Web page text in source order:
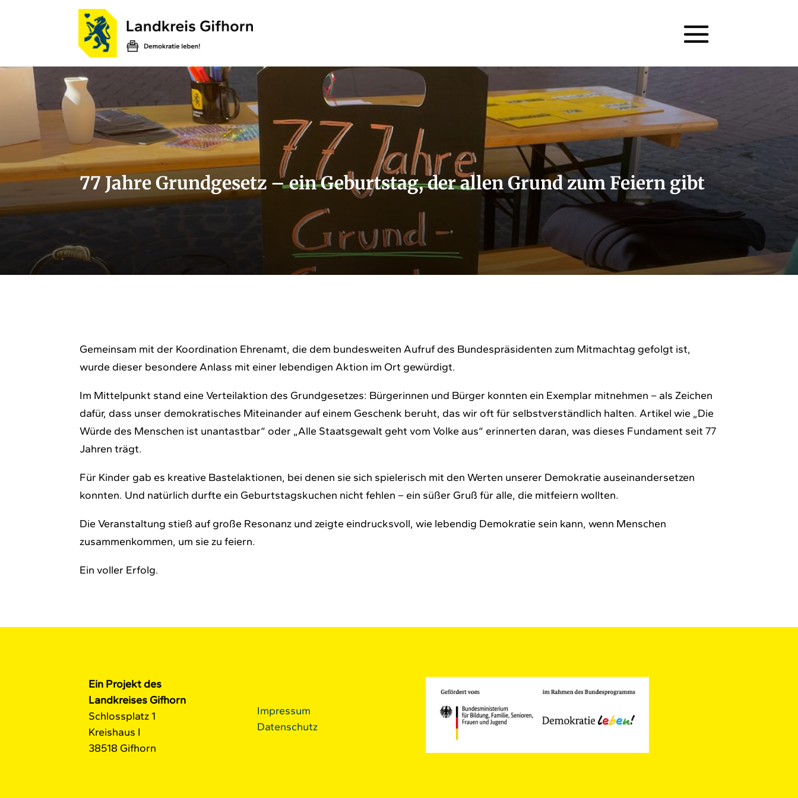
77 Jahre Grundgesetz – ein Geburtstag, der allen Grund zum Feiern gibt
Gemeinsam mit der Koordination Ehrenamt, die dem bundesweiten Aufruf des Bundespräsidenten zum Mitmachtag gefolgt ist,
wurde dieser besondere Anlass mit einer lebendigen Aktion im Ort gewürdigt.
Im Mittelpunkt stand eine Verteilaktion des Grundgesetzes: Bürgerinnen und Bürger konnten ein Exemplar mitnehmen – als Zeichen
dafür, dass unser demokratisches Miteinander auf einem Geschenk beruht, das wir oft für selbstverständlich halten. Artikel wie „Die
Würde des Menschen ist unantastbar“ oder „Alle Staatsgewalt geht vom Volke aus“ erinnerten daran, was dieses Fundament seit 77
Jahren trägt.
Für Kinder gab es kreative Bastelaktionen, bei denen sie sich spielerisch mit den Werten unserer Demokratie auseinandersetzen
konnten. Und natürlich durfte ein Geburtstagskuchen nicht fehlen – ein süßer Gruß für alle, die mitfeiern wollten.
Die Veranstaltung stieß auf große Resonanz und zeigte eindrucksvoll, wie lebendig Demokratie sein kann, wenn Menschen
zusammenkommen, um sie zu feiern.
Ein voller Erfolg.
Ein Projekt des
Landkreises Gifhorn
Schlossplatz 1
Kreishaus I
38518 Gifhorn
Impressum
Datenschutz